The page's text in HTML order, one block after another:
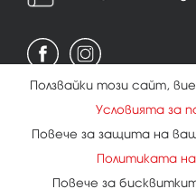
|
Ползвайки този сайт,
Условията за
Повече за защита на
Политиката
Повече за